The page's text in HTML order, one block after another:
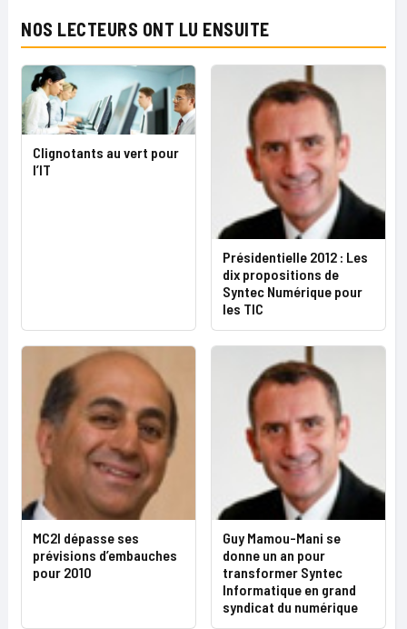
NOS LECTEURS ONT LU ENSUITE
Clignotants au vert pour
l’IT
Présidentielle 2012 : Les
dix propositions de
Syntec Numérique pour
les TIC
MC2I dépasse ses
prévisions d’embauches
pour 2010
Guy Mamou-Mani se
donne un an pour
transformer Syntec
Informatique en grand
syndicat du numérique